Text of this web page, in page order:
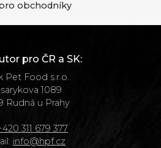
obchodníky
pro ČR a SK:
Pet Food s.r.o.
1089
Rudná u Prahy
311 679 377
info@hpf.cz